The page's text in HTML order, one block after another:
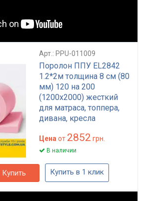
Арт.: PPU-011009
Поролон ППУ EL2842
1.2*2м толщина 8 см (80
мм) 120 на 200
(1200х2000) жесткий
для матраса, топпера,
дивана, кресла
Цена от 2852 грн.
В наличии
Купить Купить в 1 клик